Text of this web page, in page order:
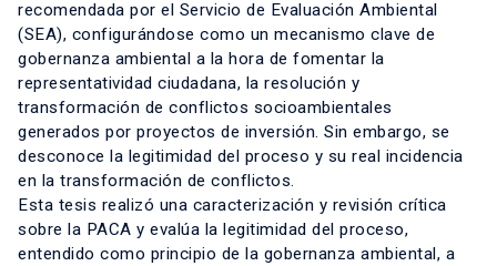
recomendada por el Servicio de Evaluación Ambiental
(SEA), configurándose como un mecanismo clave de
gobernanza ambiental a la hora de fomentar la
representatividad ciudadana, la resolución y
transformación de conflictos socioambientales
generados por proyectos de inversión. Sin embargo, se
desconoce la legitimidad del proceso y su real incidencia
en la transformación de conflictos.
Esta tesis realizó una caracterización y revisión crítica
sobre la PACA y evalúa la legitimidad del proceso,
entendido como principio de la gobernanza ambiental, a